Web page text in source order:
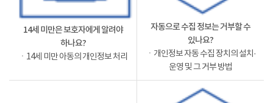
14세 미만은 보호자에게 알려야
하나요?
ㆍ14세 미만 아동의 개인정보 처리
자동으로 수집 정보는 거부할 수
있나요?
ㆍ개인정보 자동 수집 장치의 설치·
운영 및 그 거부 방법